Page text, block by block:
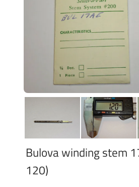
Bulova winding stem
120)